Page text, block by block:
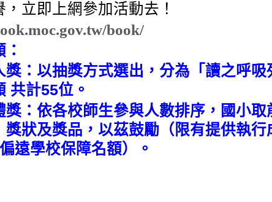
，立即上網參加活動去！
book/
獎：以抽獎方式選出，分為「讀之呼
共計55位。
獎：依各校師生參與人數排序，國小取
獎狀及獎品，以茲鼓勵（限有提供執
遠學校保障名額）。